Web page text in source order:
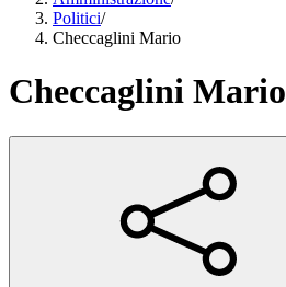
Politici/
Checcaglini Mario
Checcaglini Mario